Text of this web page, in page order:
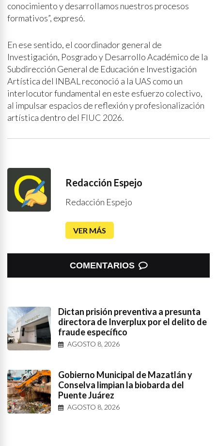
conocimiento y desarrollamos nuestros procesos
formativos”, expresó.
En ese sentido, el coordinador general de
Investigación, Posgrado y Desarrollo Académico de la
Subdirección General de Educación e Investigación
Artística del INBAL reconoció a la UAS como un
interlocutor fundamental en este esfuerzo colectivo,
al impulsar espacios de reflexión y profesionalización
artística dentro del FIUC 2026.
Redacción Espejo
Redacción Espejo
VER MÁS
COMENTARIOS
Dictan prisión preventiva a presunta
directora de Inverplux por el delito de
fraude específico
AGOSTO 8, 2026
Gobierno Municipal de Mazatlán y
Conselva limpian la biobarda del
Puente Juárez
AGOSTO 8, 2026